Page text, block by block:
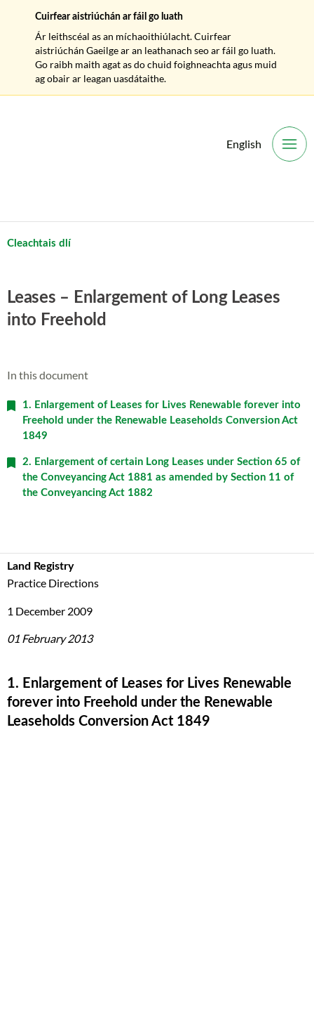
English
Cleachtais dlí
Leases – Enlargement of Long Leases
into Freehold
In this document
1. Enlargement of Leases for Lives Renewable forever into
Freehold under the Renewable Leaseholds Conversion Act
1849
2. Enlargement of certain Long Leases under Section 65 of
the Conveyancing Act 1881 as amended by Section 11 of
the Conveyancing Act 1882
Land Registry
Practice Directions
1 December 2009
01 February 2013
1. Enlargement of Leases for Lives Renewable
forever into Freehold under the Renewable
Leaseholds Conversion Act 1849
Cuirfear aistriúchán ar fáil go luath
Ár leithscéal as an míchaoithiúlacht. Cuirfear
aistriúchán Gaeilge ar an leathanach seo ar fáil go luath.
Go raibh maith agat as do chuid foighneachta agus muid
ag obair ar leagan uasdátaithe.